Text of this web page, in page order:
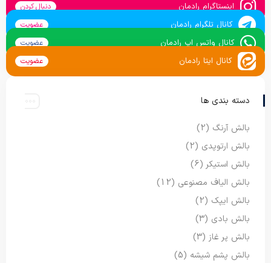
اینستاگرام رادمان دنبال کردن
کانال تلگرام رادمان عضویت
کانال واتس اپ رادمان عضویت
کانال ایتا رادمان عضویت
دسته بندی ها
بالش آرنگ (2)
بالش ارتوپدی (2)
بالش استیکر(6)
بالش الیاف مصنوعی (12)
بالش ایپک (2)
بالش بادی (3)
بالش پر غاز (3)
بالش پشم شیشه (5)